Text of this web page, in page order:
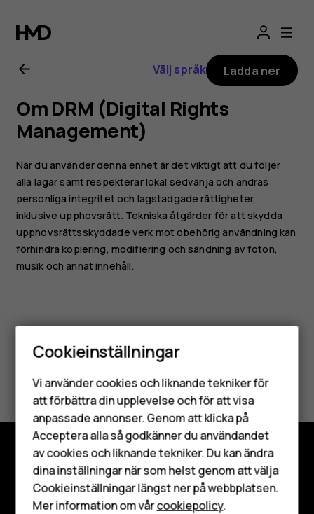
för
Nokia
G11
Smartphones
Mobiltelefoner
Tillbehör
HMD Terra M
Surfplattor
Välj språk Ladda ner
Om DRM (Digital Rights
Management)
När du använder denna enhet är det viktigt att du följer
alla lagar samt respekterar lokal sedvänja och andras
personliga integritet och lagstadgade rättigheter,
inklusive upphovsrätt. Tekniska åtgärder för att skydda
upphovsrättsskyddade verk mot obehörig användning kan
förhindra kopiering, modifiering och sändning av foton,
musik och annat innehåll.
Ja Nej
Utforska
Om
Cookieinställningar
Vi använder cookies och liknande tekniker för
att förbättra din upplevelse och för att visa
anpassade annonser. Genom att klicka på
Acceptera alla så godkänner du användandet
av cookies och liknande tekniker. Du kan ändra
dina inställningar när som helst genom att välja
Cookieinställningar längst ner på webbplatsen.
Mer information om vårcookiepolicy.